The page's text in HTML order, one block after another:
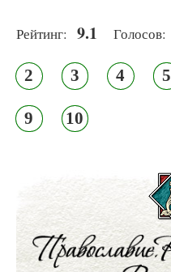
Рейтинг: 9.1 Голосов:
2 3 4 5
9 10